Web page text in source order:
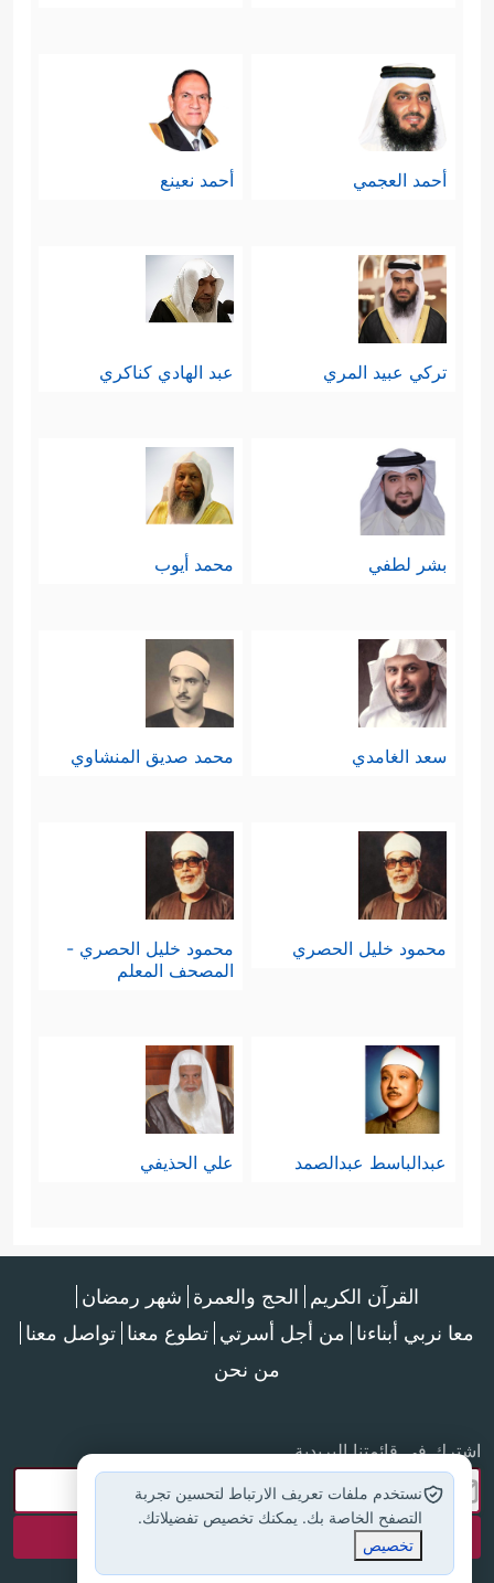
أحمد العجمي أحمد نعينع
تركي عبيد المري عبد الهادي كناكري
بشر لطفي محمد أيوب
سعد الغامدي محمد صديق المنشاوي
محمود خليل الحصري
محمود خليل الحصري -
المصحف المعلم
عبدالباسط عبدالصمد علي الحذيفي
القرآن الكريم الحج والعمرة شهر رمضان
معا نربي أبناءنا من أجل أسرتي تطوع معنا تواصل معنا
من نحن
اشترك في قائمتنا البريدية
نستخدم ملفات تعريف الارتباط لتحسين تجربة
التصفح الخاصة بك. يمكنك تخصيص تفضيلاتك.
تخصيص